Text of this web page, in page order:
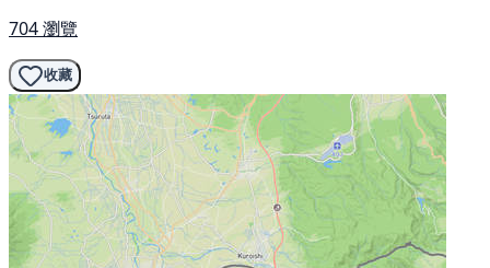
704 瀏覽
收藏